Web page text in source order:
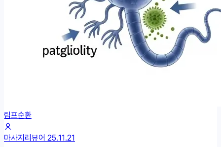
림프순환
마사지리뷰어 25.11.21